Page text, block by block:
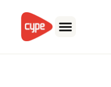
contenido